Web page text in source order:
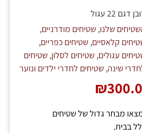
דגם 22 עגול
שלנו, שטיחים מודרניים,
קלאסיים, שטיחים כפריים,
עגולים, שטיחים לסלון, שטיחים
שינה, שטיחים לחדרי ילדים ונוער
₪
מבחר גדול של שטיחים
בבית.